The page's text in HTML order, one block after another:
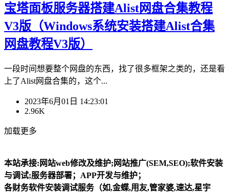
宝塔面板服务器搭建Alist网盘合集教程
V3版（Windows系统安装搭建Alist合集
网盘教程V3版）
一段时间想要整个网盘的东西，找了很多框架之类的，还是看
上了Alist网盘合集的，这个...
2023年6月01日 14:23:01
2.96K
加载更多
本站承接:网站web修改及维护;网站推广(SEM,SEO);软件安装
与调试;服务器部署；APP开发与维护；
各财务软件安装调试服务（如,金蝶,用友,管家婆,速达,星宇